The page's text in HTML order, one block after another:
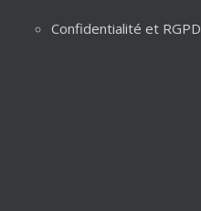
Confidentialité et RGPD